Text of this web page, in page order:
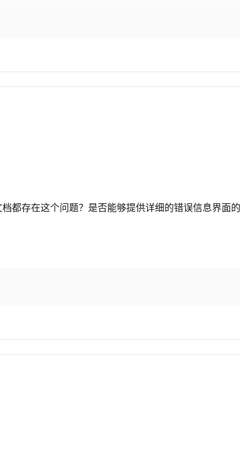
都存在这个问题？是否能够提供详细的错误信息界面